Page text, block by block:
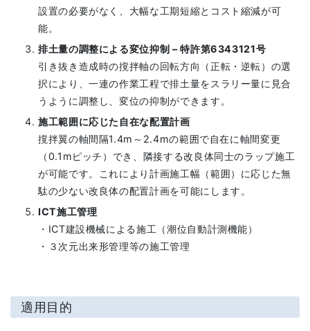
設置の必要がなく、大幅な工期短縮とコスト縮減が可
能。
排土量の調整による変位抑制 – 特許第6343121号
引き抜き造成時の撹拌軸の回転方向（正転・逆転）の選
択により、一連の作業工程で排土量をスラリー量に見合
うように調整し、変位の抑制ができます。
施工範囲に応じた自在な配置計画
撹拌翼の軸間隔1.4m～2.4mの範囲で自在に軸間変更
（0.1mピッチ）でき、隣接する改良体同士のラップ施工
が可能です。これにより計画施工幅（範囲）に応じた無
駄の少ない改良体の配置計画を可能にします。
ICT施工管理
・ICT建設機械による施工（潮位自動計測機能）
・３次元出来形管理等の施工管理
適用目的